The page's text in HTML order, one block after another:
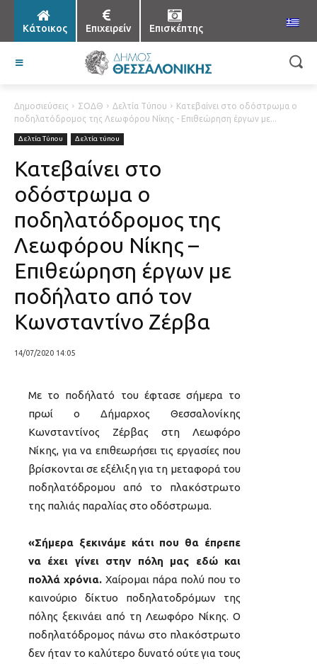
Κάτοικος Επιχειρείν Επισκέπτης
Δημοσιεύσεις ΣΟΔΘ Δελτία Τύπου
Κατεβαίνει στο οδόστρωμα ο
ποδηλατόδρομος της Λεωφόρου Νίκης - Επιθεώρηση έργων με...
Δελτία Τύπου Δελτία τύπου
Κατεβαίνει στο
οδόστρωμα ο
ποδηλατόδρομος της
Λεωφόρου Νίκης –
Επιθεώρηση έργων με
ποδήλατο από τον
Κωνσταντίνο Ζέρβα
14/07/2020 14:05
Με το ποδήλατό του έφτασε σήμερα το
πρωί ο Δήμαρχος Θεσσαλονίκης
Κωνσταντίνος Ζέρβας στη Λεωφόρο
Νίκης, για να επιθεωρήσει τις εργασίες που
βρίσκονται σε εξέλιξη για τη μεταφορά του
ποδηλατόδρομου από το πλακόστρωτο
της παλιάς παραλίας στο οδόστρωμα.
«Σήμερα ξεκινάμε κάτι που θα έπρεπε
να έχει γίνει στην πόλη μας εδώ και
πολλά χρόνια. Χαίρομαι πάρα πολύ που το
καινούριο δίκτυο ποδηλατοδρόμων της
πόλης ξεκινάει από τη Λεωφόρο Νίκης. Ο
ποδηλατόδρομος πάνω στο πλακόστρωτο
δεν ήταν το καλύτερο δυνατό ούτε για τους